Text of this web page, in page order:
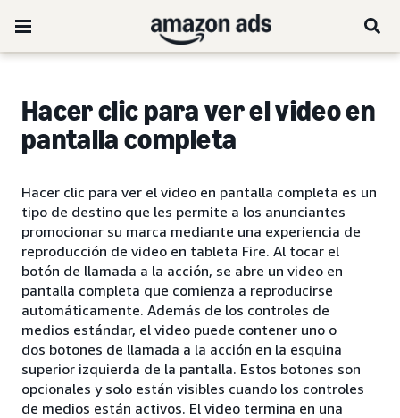
Hacer clic para ver el video en
pantalla completa
Hacer clic para ver el video en pantalla completa es un
tipo de destino que les permite a los anunciantes
promocionar su marca mediante una experiencia de
reproducción de video en tableta Fire. Al tocar el
botón de llamada a la acción, se abre un video en
pantalla completa que comienza a reproducirse
automáticamente. Además de los controles de
medios estándar, el video puede contener uno o
dos botones de llamada a la acción en la esquina
superior izquierda de la pantalla. Estos botones son
opcionales y solo están visibles cuando los controles
de medios están activos. El video termina en una